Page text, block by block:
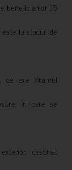
beneficiarilor ( 5
la stadiul de
ce are Hramul
în care se
destinat